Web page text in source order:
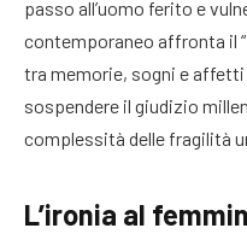
passo all’uomo ferito e
contemporaneo affronta il
tra memorie, sogni e
sospendere il giudizio
complessità delle fragilità
L’ironia al